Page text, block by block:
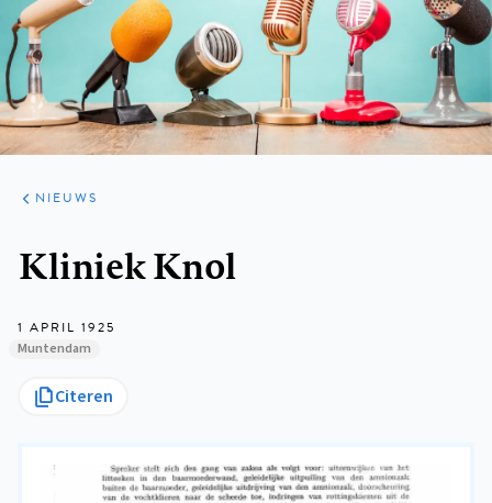
ARTIKELEN
HET
KORT
NIEUWS
Kliniek Knol
1 APRIL 1925
Muntendam
Citeren